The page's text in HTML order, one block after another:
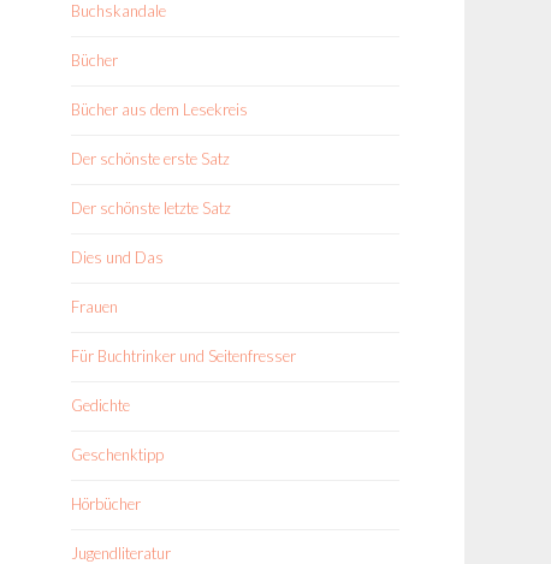
Buchskandale
Bücher
Bücher aus dem Lesekreis
Der schönste erste Satz
Der schönste letzte Satz
Dies und Das
Frauen
Für Buchtrinker und Seitenfresser
Gedichte
Geschenktipp
Hörbücher
Jugendliteratur